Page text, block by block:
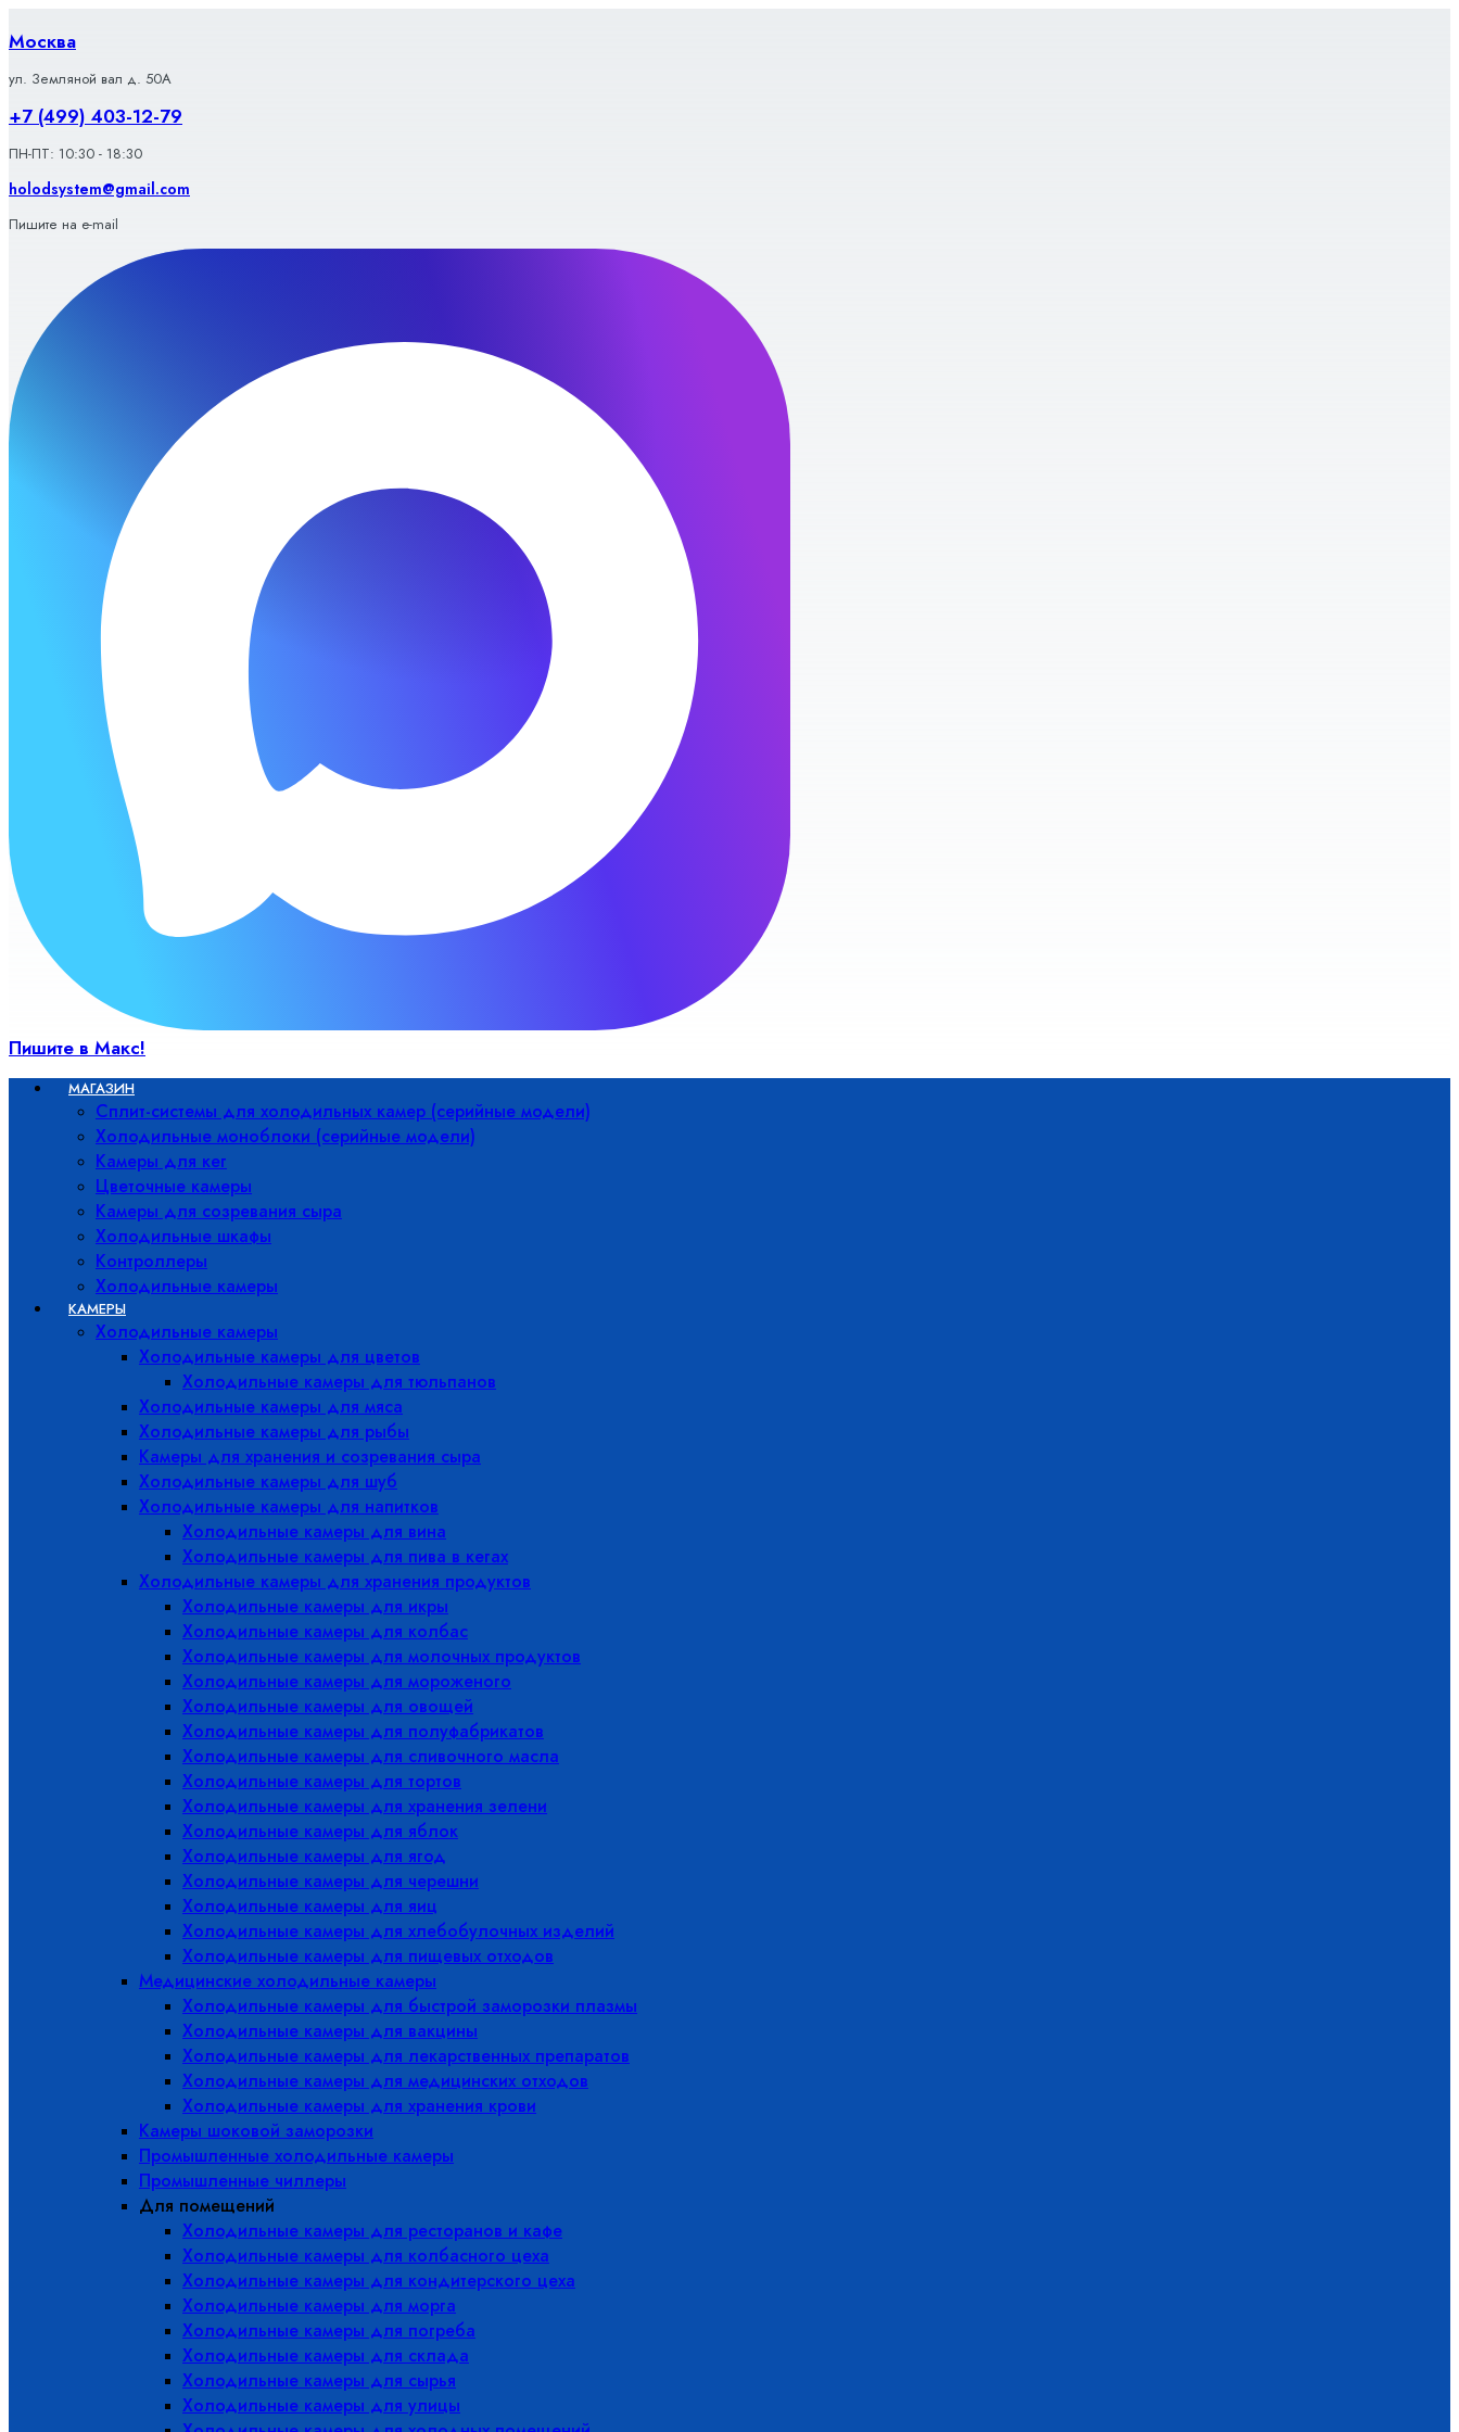
к
содержимому
Москва
ул. Земляной вал д. 50А
+7 (499) 403-12-79
ПН-ПТ: 10:30 - 18:30
holodsystem@gmail.com
Пишите на e-mail
Пишите в Макс!
МАГАЗИН
Сплит-системы для холодильных камер (серийные модели)
Холодильные моноблоки (серийные модели)
Камеры для кег
Цветочные камеры
Камеры для созревания сыра
Холодильные шкафы
Контроллеры
Холодильные камеры
КАМЕРЫ
Холодильные камеры
Холодильные камеры для цветов
Холодильные камеры для тюльпанов
Холодильные камеры для мяса
Холодильные камеры для рыбы
Камеры для хранения и созревания сыра
Холодильные камеры для шуб
Холодильные камеры для напитков
Холодильные камеры для вина
Холодильные камеры для пива в кегах
Холодильные камеры для хранения продуктов
Холодильные камеры для икры
Холодильные камеры для колбас
Холодильные камеры для молочных продуктов
Холодильные камеры для мороженого
Холодильные камеры для овощей
Холодильные камеры для полуфабрикатов
Холодильные камеры для сливочного масла
Холодильные камеры для тортов
Холодильные камеры для хранения зелени
Холодильные камеры для яблок
Холодильные камеры для ягод
Холодильные камеры для черешни
Холодильные камеры для яиц
Холодильные камеры для хлебобулочных изделий
Холодильные камеры для пищевых отходов
Медицинские холодильные камеры
Холодильные камеры для быстрой заморозки плазмы
Холодильные камеры для вакцины
Холодильные камеры для лекарственных препаратов
Холодильные камеры для медицинских отходов
Холодильные камеры для хранения крови
Камеры шоковой заморозки
Промышленные холодильные камеры
Промышленные чиллеры
Для помещений
Холодильные камеры для ресторанов и кафе
Холодильные камеры для колбасного цеха
Холодильные камеры для кондитерского цеха
Холодильные камеры для морга
Холодильные камеры для погреба
Холодильные камеры для склада
Холодильные камеры для сырья
Холодильные камеры для улицы